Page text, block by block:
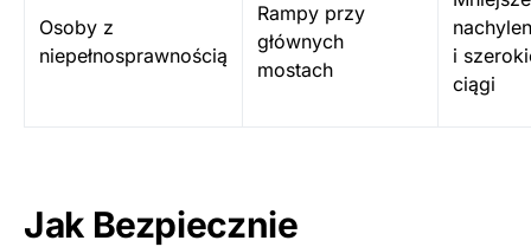
Osoby z
niepełnosprawnością
Rampy przy
głównych
mostach
i
ciągi
Jak Bezpiecznie